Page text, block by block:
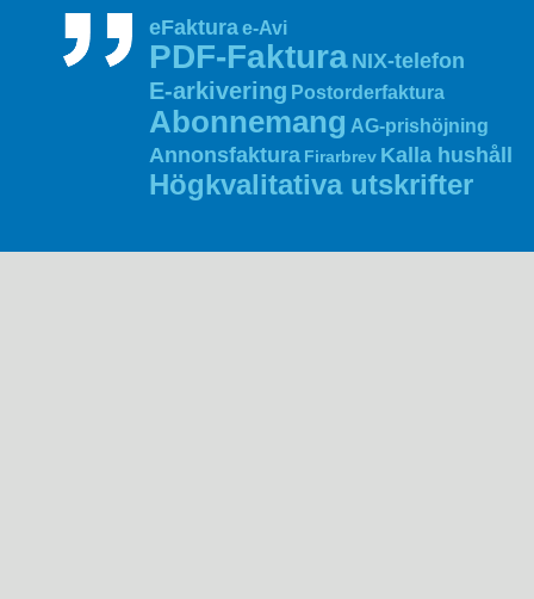
eFakturae-Avi
PDF‑Faktura NIX‑telefon
E‑arkivering Postorderfaktura
Abonnemang AG‑prishöjning
Annonsfaktura Firarbrev Kalla hushåll
Högkvalitativa utskrifter